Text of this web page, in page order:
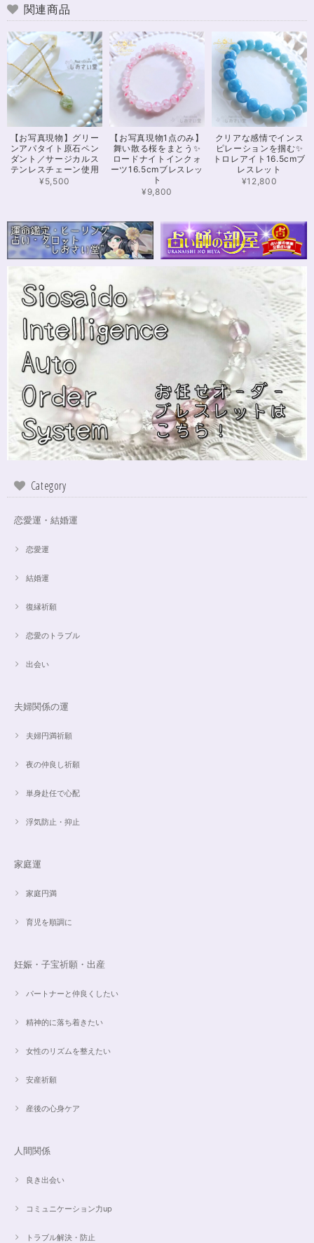
うございました！ また機会があったら利用したいと思います。 この度は本
当にありがとうございました！
※16.5cmオーダー 努力を成功に導く✨ガーネット入りブレスレット15cm
2024/12/18
可愛いお品をありがとうございます。陽に当たるとキラキラして、とても可
愛いです！とくにシトリンの色味がとても気に入りました。まだ、気になる
ブレスレットがたくさんあったので、また購入させていただきたいと思いま
す。また親切で迅速、丁寧な対応をしてくださりありがとうございました。
2024/11/25
ありました きれいな石をありがとうございます⭐︎
シンデレラのパワーストーンブレスレット「夢は希むもの」✨ブルーカルセドニー16cm
ステンレス→水晶変更
2024/10/24
本日無事に、到着しました！ ワクワクしながら開封しました(*^^*) とって
もキレイな色合いで、手に取るとほんのり温かく感じ元気になる気がしま
す！リボンのメッセージも大事にします(*^^*)まさかのお名前が(芸名なの
でしょうかね？^^)同じでびっくり♡嬉しいです♡ 次回は、オーダーをお願
いしてみたいなと思いました！
この度は、ご縁に感謝致します。 やはり、この色のアクアオーラに出会え
も、ずっーと見ていられますね。 素敵なブレスレットを、有難うございま
思ったより小粒でしたがとても綺麗なアパタイトでした ありがとうござい
より本物の方がより素敵で、大変満足してしています。 毎日パワーストー
昨日、無事受け取りました。早速身につけています。 カイヤナイトがキラ
よい大きさです。 いつもありがとうございます。
関連商品
【お写真現物】グリー
ンアパタイト原石ペン
ダント／サージカルス
テンレスチェーン使用
¥5,500
【お写真現物1点のみ】
舞い散る桜をまとう✨
ロードナイトインクォ
ーツ16.5cmブレスレッ
ト
¥9,800
クリアな感情でインス
ピレーションを掴む✨
トロレアイト16.5cmブ
レスレット
¥12,800
Category
恋愛運・結婚運
恋愛運
結婚運
復縁祈願
恋愛のトラブル
出会い
夫婦関係の運
夫婦円満祈願
夜の仲良し祈願
単身赴任で心配
浮気防止・抑止
家庭運
家庭円満
育児を順調に
妊娠・子宝祈願・出産
パートナーと仲良くしたい
精神的に落ち着きたい
女性のリズムを整えたい
安産祈願
産後の心身ケア
人間関係
良き出会い
コミュニケーション力up
トラブル解決・防止